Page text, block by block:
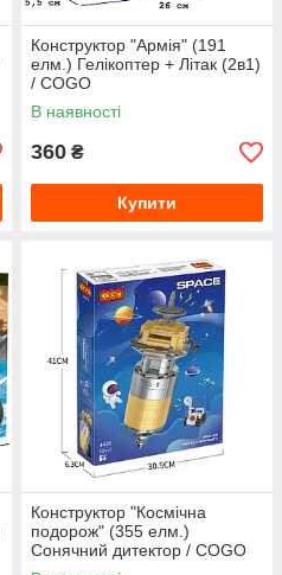
Конструктор "Армія" (191
елм.) Гелікоптер + Літак (2в1)
/ COGO
В наявності
360 ₴
Купити
Конструктор "Космічна
подорож" (355 елм.)
Сонячний дитектор / COGO